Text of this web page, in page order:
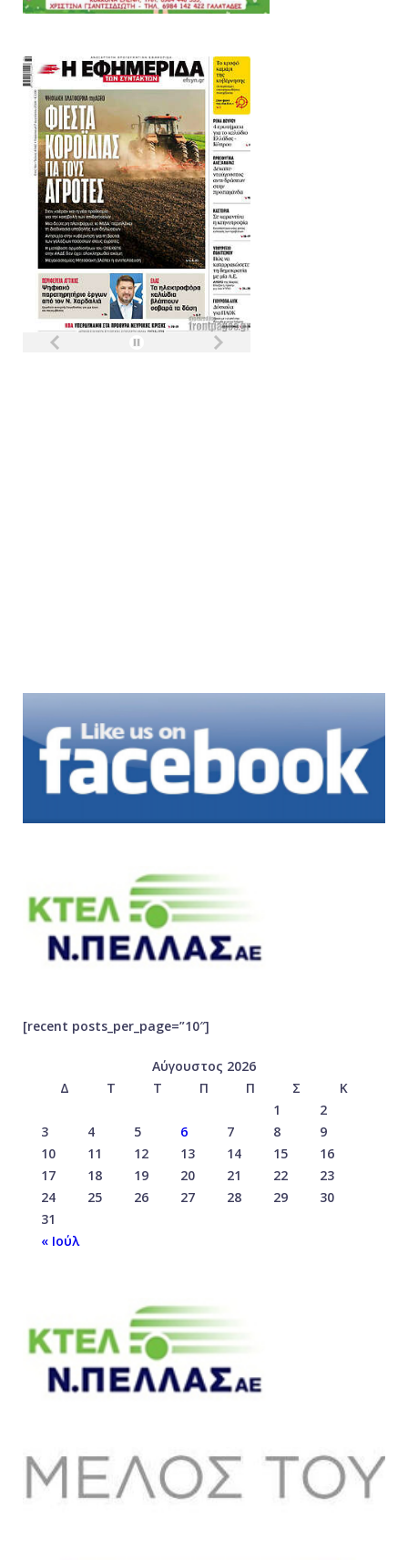
[recent posts_per_page=”10″]
Αύγουστος 2026
Δ
Τ Τ Π Π Σ
Κ
1
2
3
4 5 6 7 8
9
10
11 12 13 14 15
16
17
18 19 20 21 22
23
24
25 26 27 28 29
30
31
« Ιούλ